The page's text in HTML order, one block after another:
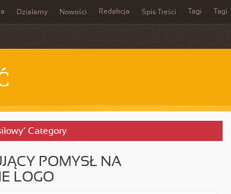
Działamy Nowości Redakcja Spis Treści Tagi Tagi
Category
POMYSŁ NA
LOGO